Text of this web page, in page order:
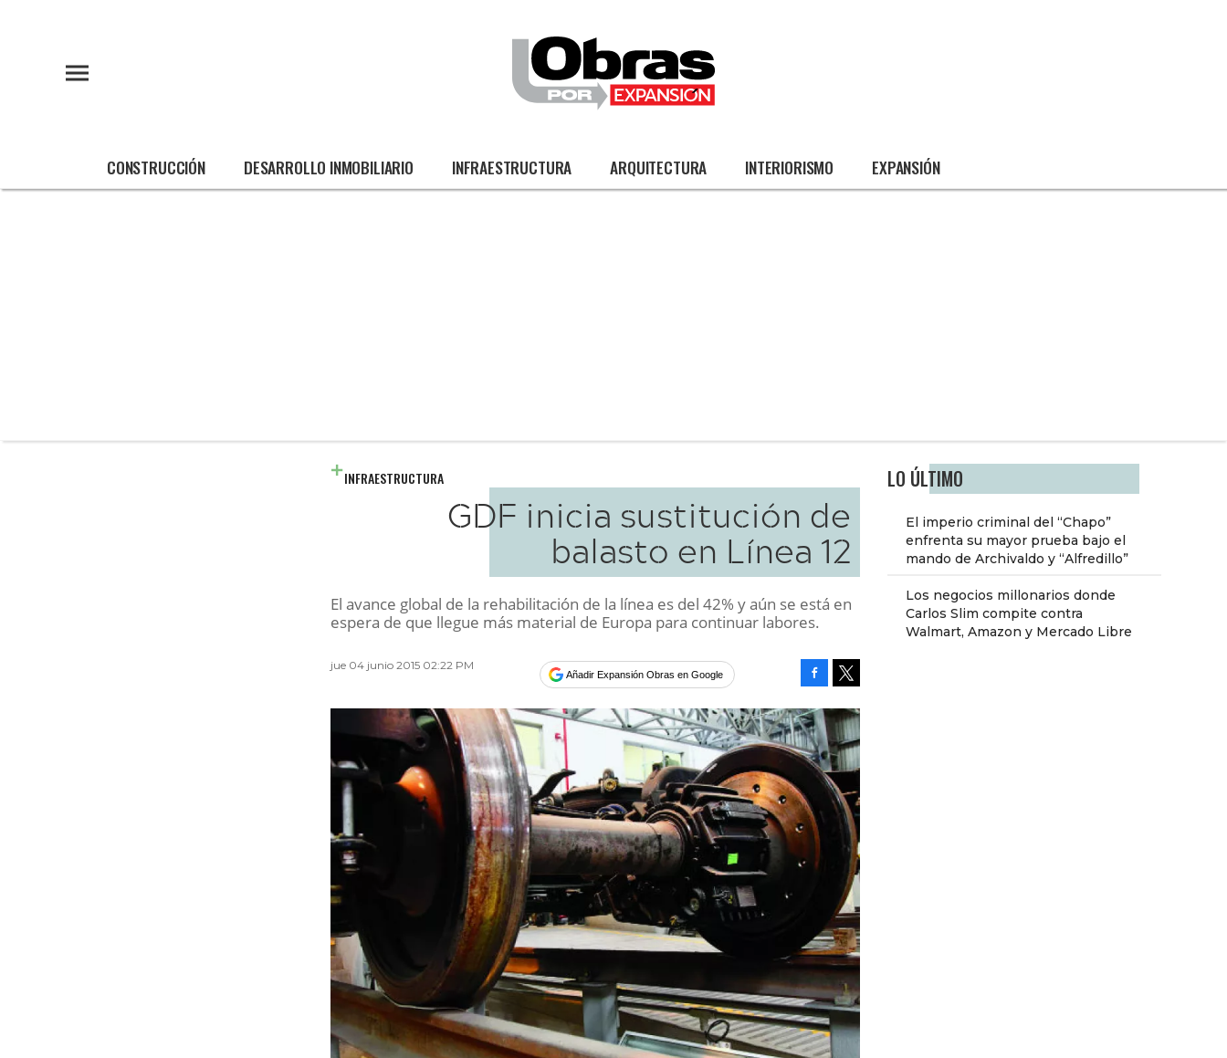
CONSTRUCCIÓN DESARROLLO INMOBILIARIO INFRAESTRUCTURA ARQUITECTURA INTERIORISMO EXPANSIÓN
LO ÚLTIMO
El imperio criminal del “Chapo”
enfrenta su mayor prueba bajo el
mando de Archivaldo y “Alfredillo”
Los negocios millonarios donde
Carlos Slim compite contra
Walmart, Amazon y Mercado Libre
INFRAESTRUCTURA
GDF inicia sustitución de
balasto en Línea 12
El avance global de la rehabilitación de la línea es del 42% y aún se está en
espera de que llegue más material de Europa para continuar labores.
jue 04 junio 2015 02:22 PM
Añadir Expansión Obras en Google